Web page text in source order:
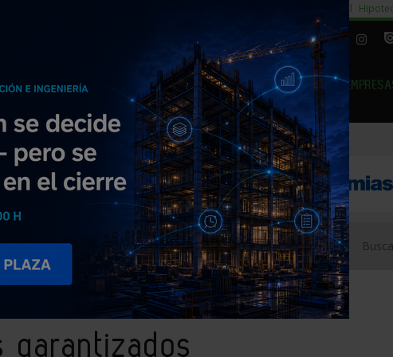
29% cambiar al alquiler temporal
|
NOTICIAS PRODUCTOS AGENDA ARTÍCULOS
EMPRESAS PREMIUM
garantizados
garantizados